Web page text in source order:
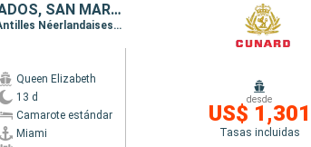
PUERTO RICO, ANTIGUA Y BARBUDA, SANTA LUCIA, BARBADOS, SAN MARTÍN, ESTADOS UNIDOS
Itinerario : Miami, San Juan, Antigua, Santa Lucia, Barbados, Saint Martin (Antilles Néerlandaises), Tortola, Miami
Queen Elizabeth
13 d
Camarote estándar
Miami
desde
US$ 1,301
Tasas incluidas